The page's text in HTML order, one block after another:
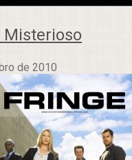
Misterioso
de 2010